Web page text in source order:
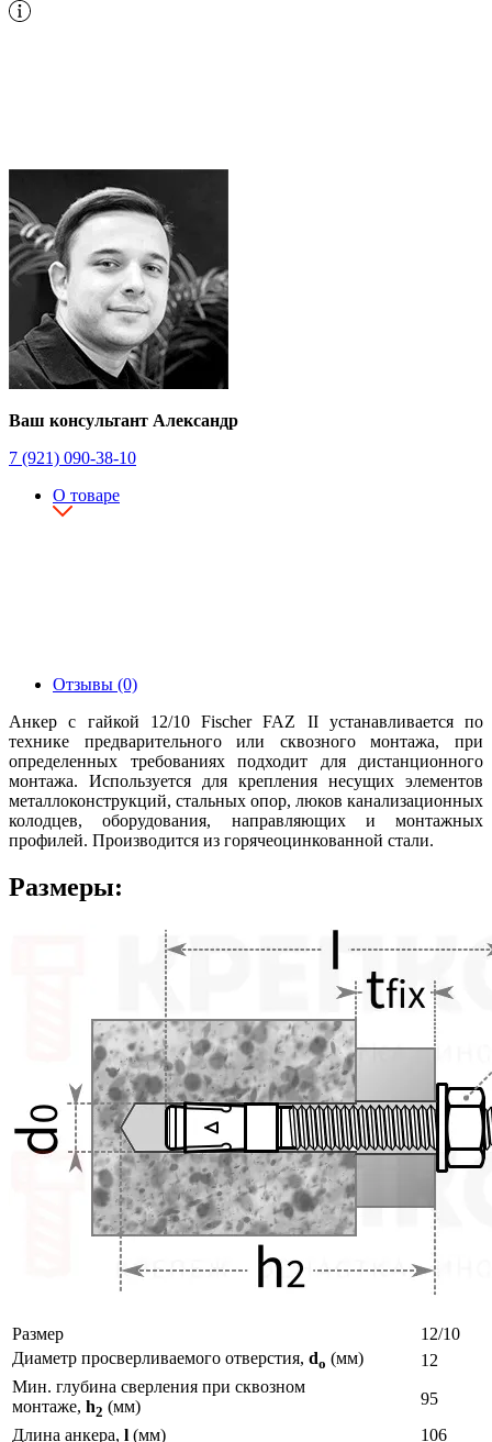
Ваш консультант Александр
7 (921) 090-38-10
О товаре
Отзывы (0)
Анкер с гайкой 12/10 Fischer FAZ II устанавливается по
технике предварительного или сквозного монтажа, при
определенных требованиях подходит для дистанционного
монтажа. Используется для крепления несущих элементов
металлоконструкций, стальных опор, люков канализационных
колодцев, оборудования, направляющих и монтажных
профилей. Производится из горячеоцинкованной стали.
Размеры:
Размер
12/10
Диаметр просверливаемого отверстия, do (мм)
12
Мин. глубина сверления при сквозном
монтаже, h2 (мм)
95
Длина анкера, l (мм) 106